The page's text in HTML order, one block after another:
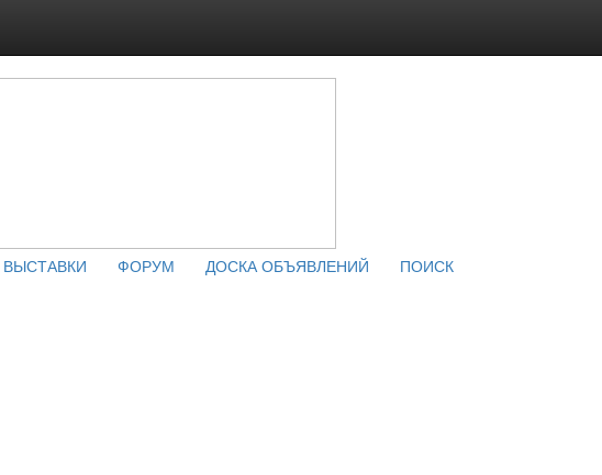
ВЫСТАВКИ ФОРУМ ДОСКА ОБЪЯВЛЕНИЙ
ПОИСК